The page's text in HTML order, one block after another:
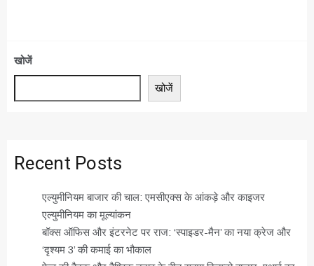
खोजें
खोजें
Recent Posts
एल्युमीनियम बाजार की चाल: एमसीएक्स के आंकड़े और काइजर
एल्युमीनियम का मूल्यांकन
बॉक्स ऑफिस और इंटरनेट पर राज: ‘स्पाइडर-मैन’ का नया क्रेज और
‘दृश्यम 3’ की कमाई का भौकाल